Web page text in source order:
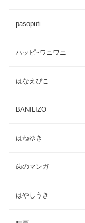
pasoputi
ハッピ~ワニワニ
はなえぴこ
BANILIZO
はねゆき
歯のマンガ
はやしうき